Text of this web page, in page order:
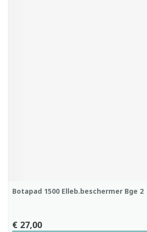
Botapad 1500 Elleb.beschermer Bge 2
€ 27,00